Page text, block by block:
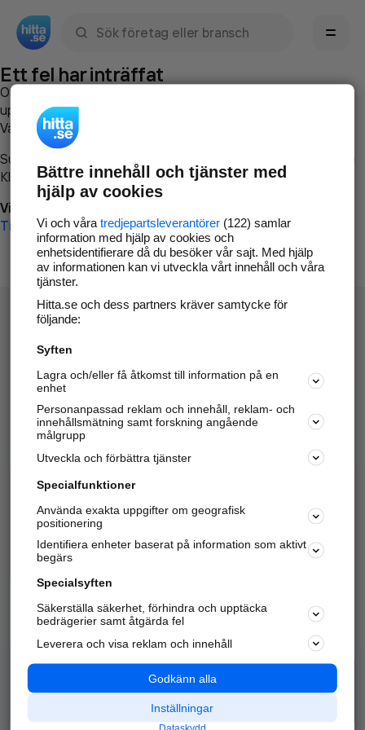
Ett fel har inträffat
Om du vill kan du
uppstod så att vi lättare och snabbare kan avhjälpa det.
Vänligen försök med följande:
Surfa till
Klicka påTillbaka-knappen i webbläsaren och försök igen
Vi beklagar besväret!
Till startsidan
Hitta.se - Gratis nummerupplysning.
Sök företag, personer och platser.
Hitta telefonnummer, adresser, företagsinfo mm.
Marknadsför företaget
Kom igång och annonsera mot
samarbetspartners nära dig.
Alla kategorier
Populära sökningar
API & Kartor
Annonsera
Integritet
Nödnummer
Bättre innehåll och tjänster med
hjälp av cookies
Vi och våra tredjepartsleverantörer(122) samlar
information med hjälp av cookies och
enhetsidentifierare då du besöker vår sajt. Med hjälp
av informationen kan vi utveckla vårt innehåll och våra
tjänster.
Hitta.se och dess partners kräver samtycke för
följande:
Syften
Lagra och/eller få åtkomst till information på en
enhet
Personanpassad reklam och innehåll, reklam- och
innehållsmätning samt forskning angående
målgrupp
Utveckla och förbättra tjänster
Specialfunktioner
Använda exakta uppgifter om geografisk
positionering
Identifiera enheter baserat på information som aktivt
begärs
Specialsyften
Säkerställa säkerhet, förhindra och upptäcka
bedrägerier samt åtgärda fel
Leverera och visa reklam och innehåll
Godkänn alla
Inställningar
Dataskydd